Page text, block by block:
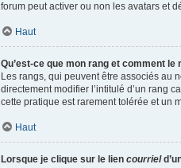
forum peut activer ou non les avatars et
Haut
Qu’est-ce que mon rang et comment le
Les rangs, qui peuvent être associés au
directement modifier l’intitulé d’un rang
cette pratique est rarement tolérée et un
Haut
Lorsque je clique sur le lien courriel